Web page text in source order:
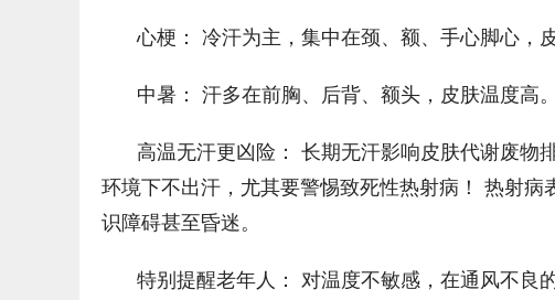
心梗： 冷汗为主，集中在颈、额、手心脚心，皮
中暑： 汗多在前胸、后背、额头，皮肤温度高。
高温无汗更凶险： 长期无汗影响皮肤代谢废物
环境下不出汗，尤其要警惕致死性热射病！ 热射
识障碍甚至昏迷。
特别提醒老年人： 对温度不敏感，在通风不良